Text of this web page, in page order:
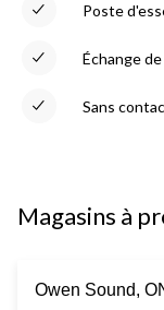
Poste
Échange
Sans
Magasins à
Owen Sound,